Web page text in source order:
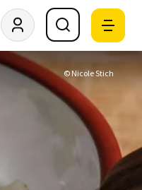
© Nicole Stich